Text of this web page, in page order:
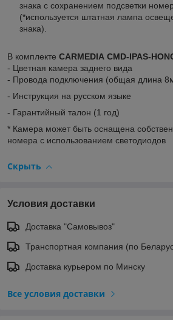
знака с сохранением подсветки
(*используется штатная лампа
знака).
В комплекте CARMEDIA CMD-IPAS-
- Цветная камера заднего вида
- Провода подключения (общая длина
- Инструкция на русском языке
- Гарантийный талон (1 год)
* Камера может быть оснащена
номера с использованием светодиодов
Скрыть
Условия доставки
Доставка "Самовывоз"
Транспортная компания (по
Доставка курьером по Минску
Все условия доставки